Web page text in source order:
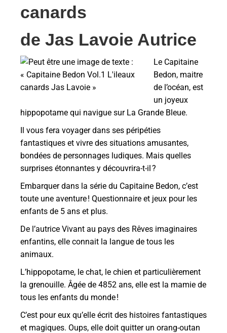
canards
de Jas Lavoie Autrice
Le Capitaine
Bedon, maitre
de l’océan, est
un joyeux
hippopotame qui navigue sur La Grande Bleue.
Il vous fera voyager dans ses péripéties
fantastiques et vivre des situations amusantes,
bondées de personnages ludiques. Mais quelles
surprises étonnantes y découvrira-t-il ?
Embarquer dans la série du Capitaine Bedon, c’est
toute une aventure ! Questionnaire et jeux pour les
enfants de 5 ans et plus.
De l’autrice Vivant au pays des Rêves imaginaires
enfantins, elle connait la langue de tous les
animaux.
L’hippopotame, le chat, le chien et particulièrement
la grenouille. Âgée de 4852 ans, elle est la mamie de
tous les enfants du monde !
C’est pour eux qu’elle écrit des histoires fantastiques
et magiques. Oups, elle doit quitter un orang-outan